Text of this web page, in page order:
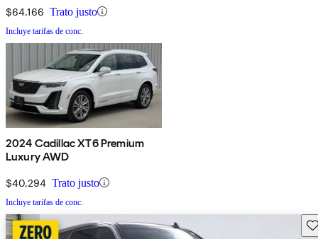
$64,166 Trato justo
Incluye tarifas de conc.
2024 Cadillac XT6 Premium
Luxury AWD
$40,294 Trato justo
Incluye tarifas de conc.